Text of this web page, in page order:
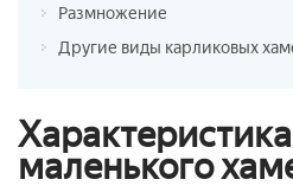
Размножение
Другие виды карликовых
маленького